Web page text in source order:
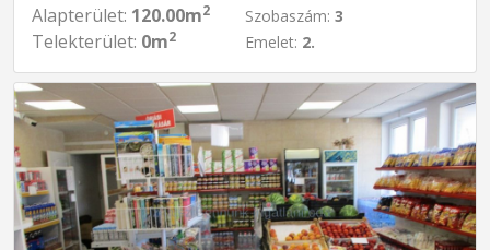
Alapterület: 120.00m2
Telekterület: 0m2
Szobaszám: 3
Emelet: 2.